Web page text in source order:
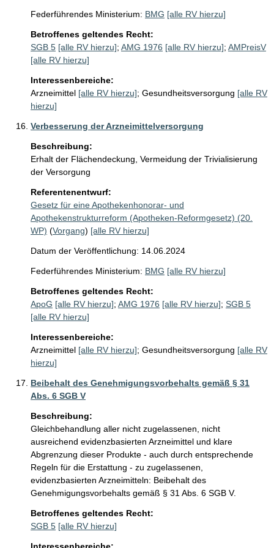
Federführendes Ministerium: BMG [alle RV hierzu]
Betroffenes geltendes Recht:
SGB 5 [alle RV hierzu]; AMG 1976 [alle RV hierzu]; AMPreisV
[alle RV hierzu]
Interessenbereiche:
Arzneimittel [alle RV hierzu]; Gesundheitsversorgung [alle RV
hierzu]
Verbesserung der Arzneimittelversorgung
Beschreibung:
Erhalt der Flächendeckung, Vermeidung der Trivialisierung
der Versorgung
Referentenentwurf:
Gesetz für eine Apothekenhonorar- und
Apothekenstrukturreform (Apotheken-Reformgesetz) (20.
WP) (Vorgang) [alle RV hierzu]
Datum der Veröffentlichung: 14.06.2024
Federführendes Ministerium: BMG [alle RV hierzu]
Betroffenes geltendes Recht:
ApoG [alle RV hierzu]; AMG 1976 [alle RV hierzu]; SGB 5
[alle RV hierzu]
Interessenbereiche:
Arzneimittel [alle RV hierzu]; Gesundheitsversorgung [alle RV
hierzu]
Beibehalt des Genehmigungsvorbehalts gemäß § 31
Abs. 6 SGB V
Beschreibung:
Gleichbehandlung aller nicht zugelassenen, nicht
ausreichend evidenzbasierten Arzneimittel und klare
Abgrenzung dieser Produkte - auch durch entsprechende
Regeln für die Erstattung - zu zugelassenen,
evidenzbasierten Arzneimitteln: Beibehalt des
Genehmigungsvorbehalts gemäß § 31 Abs. 6 SGB V.
Betroffenes geltendes Recht:
SGB 5 [alle RV hierzu]